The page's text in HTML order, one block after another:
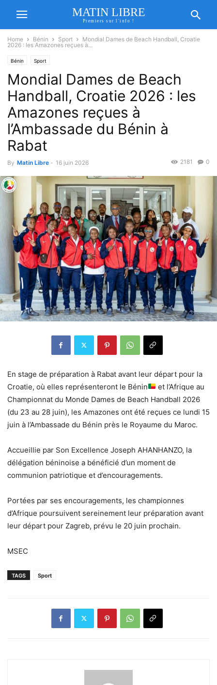
MATIN LIBRE
Premiers sur l'info !
Home Bénin Sport
Mondial Dames de Beach Handball, Croatie
2026 : les Amazones reçues à...
Bénin Sport
Mondial Dames de Beach
Handball, Croatie 2026 : les
Amazones reçues à
l’Ambassade du Bénin à
Rabat
By Matin Libre - 16 juin 2026 0
2181
En stage de préparation à Rabat avant leur départ pour la
Croatie, où elles représenteront le Bénin
et l’Afrique au
Championnat du Monde Dames de Beach Handball 2026
(du 23 au 28 juin), les Amazones ont été reçues ce lundi 15
juin à l’Ambassade du Bénin près le Royaume du Maroc.
Accueillie par Son Excellence Joseph AHANHANZO, la
délégation béninoise a bénéficié d’un moment de
communion patriotique et d’encouragements.
Portées par ses encouragements, les championnes
d’Afrique poursuivent sereinement leur préparation avant
leur départ pour Zagreb, prévu le 20 juin prochain.
MSEC
TAGS Sport